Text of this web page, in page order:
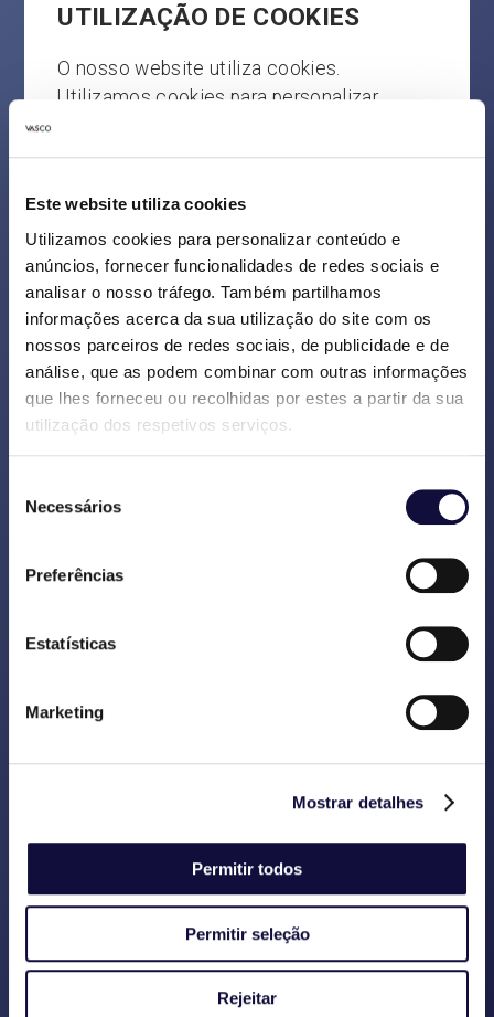
Este website utiliza cookies
Utilizamos cookies para personalizar conteúdo e
anúncios, fornecer funcionalidades de redes sociais e
analisar o nosso tráfego. Também partilhamos
informações acerca da sua utilização do site com os
nossos parceiros de redes sociais, de publicidade e de
análise, que as podem combinar com outras informações
que lhes forneceu ou recolhidas por estes a partir da sua
utilização dos respetivos serviços.
Necessários
Preferências
Estatísticas
Marketing
Mostrar detalhes
Permitir todos
Permitir seleção
Rejeitar
UTILIZAÇÃO DE COOKIES
O nosso website utiliza cookies.
Utilizamos cookies para personalizar
funcionalidades de redes sociais e analisar
partilhamos informações sobre a sua
utilização do nosso site com os nossos
parceiros de redes sociais, publicidade e
análise. Estes parceiros podem combinar
estes dados com outras informações que
você lhes tenha fornecido ou que tenham
recolhido com base na sua utilização dos
respetivos serviços. Para mais
informações, consulte:
Tomámos medidas de segurança técnicas
os seus dados pessoais contra perda,
Vasco Consult, o cliente pode solicitar por
nós guardados. Se este contiver
imprecisões, o cliente pode solicitar-nos
por escrito a alteração ou eliminação dos
dados em questão.